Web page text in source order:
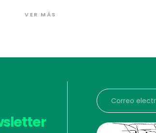
VER MÁS
Correo